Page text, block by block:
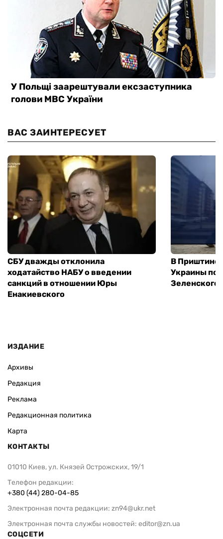
ВАС ЗАИНТЕРЕСУЕТ
СБУ дважды отклонила
ходатайство НАБУ о введении
санкций в отношении Юры
Енакиевского
В Приштине
Украины
Зеленского
ИЗДАНИЕ
Архивы
Редакция
Реклама
Редакционная политика
Карта
КОНТАКТЫ
01010 Киев, ул. Князей Острожских, 19/1
Телефон редакции:
+380 (44) 280-04-85
Электронная почта редакции: zn94@ukr.net
Электронная почта службы новостей: editor@zn.ua
СОЦСЕТИ